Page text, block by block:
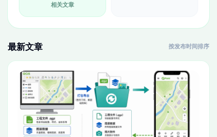
相关文章
最新文章 按发布时间排序